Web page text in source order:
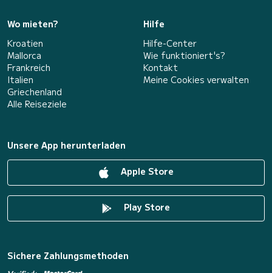
Wo mieten?
Kroatien
Mallorca
Frankreich
Italien
Griechenland
Alle Reiseziele
Hilfe
Hilfe-Center
Wie funktioniert's?
Kontakt
Meine Cookies verwalten
Unsere App herunterladen
Apple Store
Play Store
Sichere Zahlungsmethoden